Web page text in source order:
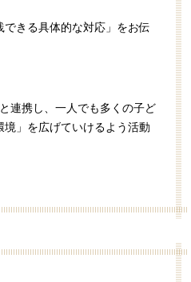
きる具体的な対応」をお伝
連携し、一人でも多くの子ど
」を広げていけるよう活動